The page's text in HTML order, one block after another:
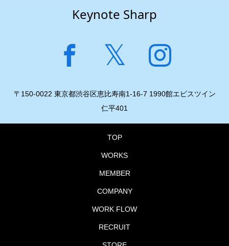
Keynote Sharp
〒150-0022 東京都渋谷区恵比寿南1-16-7 1990館エビスツイン
仁平401
TOP
WORKS
MEMBER
COMPANY
WORK FLOW
RECRUIT